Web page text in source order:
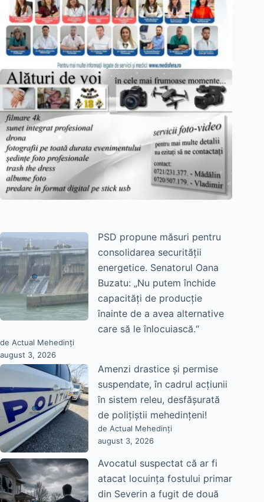
PSD propune măsuri pentru
consolidarea securității
energetice. Senatorul Oana
Buzatu: „Nu putem închide
capacități de producție
înainte de a avea alternative
care să le înlocuiască.“
de Actual Mehedinți
august 3, 2026
Amenzi drastice și permise
suspendate, în cadrul acțiunii
în sistem releu, desfășurată
de polițiștii mehedințeni!
de Actual Mehedinți
august 3, 2026
Avocatul suspectat că ar fi
atacat locuința fostului primar
din Severin a fugit de două